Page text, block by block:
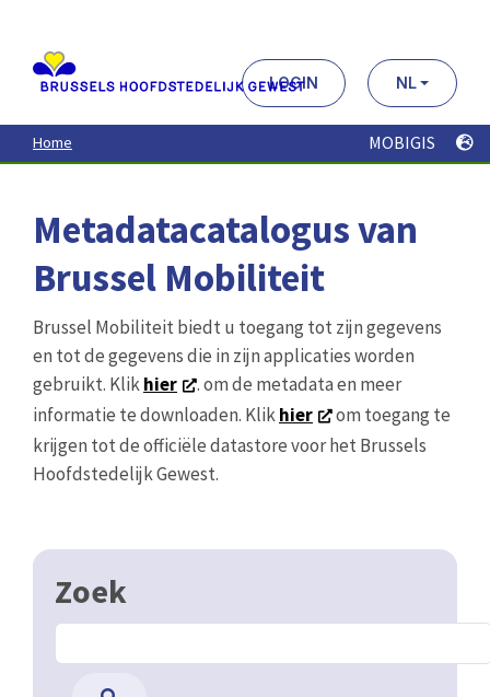
contenu
principal
LOGIN NL
Home MOBIGIS
Metadatacatalogus van
Brussel Mobiliteit
Brussel Mobiliteit biedt u toegang tot zijn gegevens
en tot de gegevens die in zijn applicaties worden
gebruikt. Klikhier
. om de metadata en meer
informatie te downloaden. Klikhier
om toegang te
krijgen tot de officiële datastore voor het Brussels
Hoofdstedelijk Gewest.
Zoek